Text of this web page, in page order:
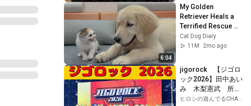
6:04
My Golden
Retriever Heals a
Terrified Rescue
Kitten in Just 3
Meetings!
Cat Dog Diary
11M
2mo ago
jigorock　【ジゴロ
ック2026】田中あい
み　木梨憲武　所ジ
ョージ　武田真治
ヒロシの遊んでるCHANNEL